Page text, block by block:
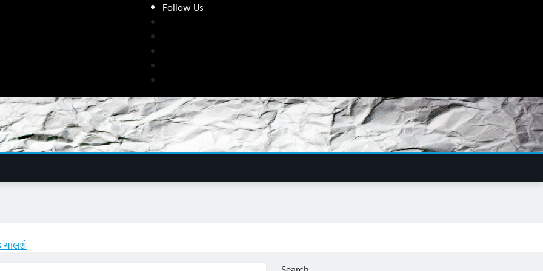
Follow Us
ચાલશે